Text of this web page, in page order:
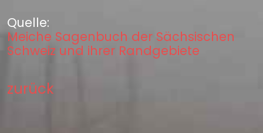
Quelle:
Meiche Sagenbuch der Sächsischen
Schweiz und ihrer Randgebiete
zurück